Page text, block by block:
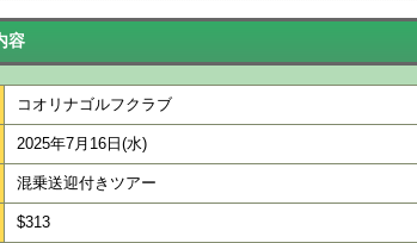
容
コオリナゴルフクラブ
2025年7月16日(水)
混乗送迎付きツアー
$313